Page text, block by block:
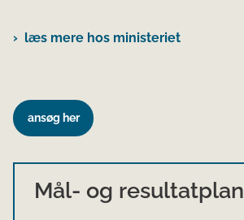
læs mere hos ministeriet
ansøg her
Mål- og resultatplan